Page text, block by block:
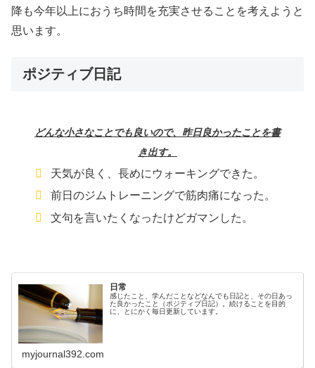
降も今年以上におうち時間を充実させることを考えようと
思います。
ポジティブ日記
どんな小さなことでも良いので、昨日良かったことを書
き出す。
天気が良く、長めにウォーキングできた。
前日のジムトレーニングで筋肉痛になった。
文句を言いたくなったけどガマンした。
日常
感じたこと、学んだことなどなんでも日記と、その日あっ
た良かったこと（ポジティブ日記）。続けることを目的
に、とにかく毎日更新しています。
myjournal392.com